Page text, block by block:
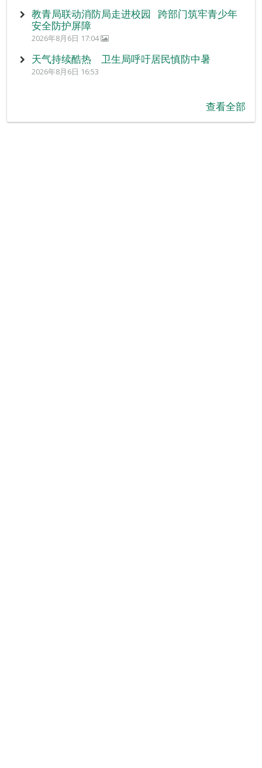
教青局联动消防局走进校园 跨部门筑牢青少年
安全防护屏障
2026年8月6日 17:04
天气持续酷热 卫生局呼吁居民慎防中暑
2026年8月6日 16:53
查看全部